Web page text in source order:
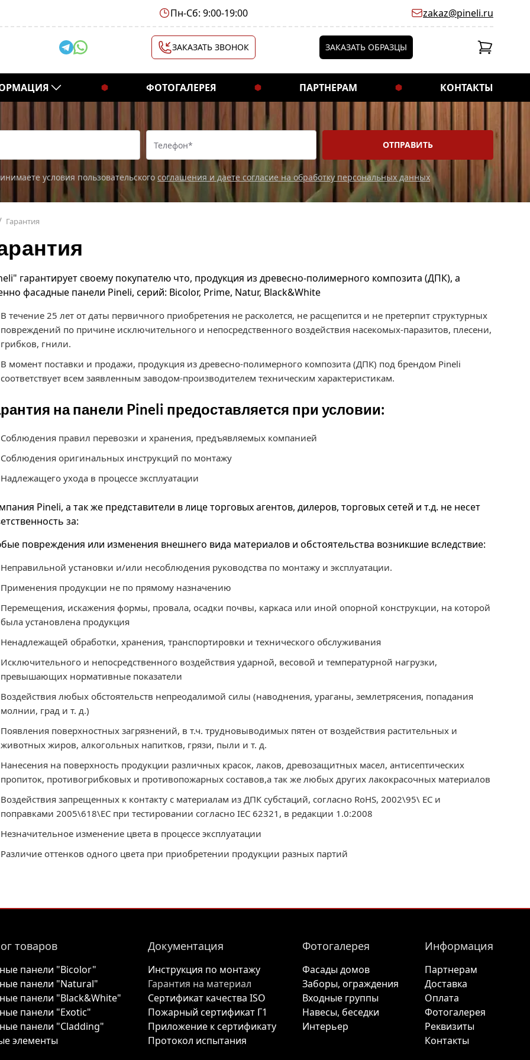
Пн-Сб: 9:00-19:00 zakaz@pineli.ru
ЗАКАЗАТЬ ЗВОНОК ЗАКАЗАТЬ ОБРАЗЦЫ
ФОТОГАЛЕРЕЯ ПАРТНЕРАМ КОНТАКТЫ
условия пользовательского соглашения и даете согласие на обработку персональных данных
Гарантия
гарантирует своему покупателю что, продукция из древесно-полимерного композита (ДПК), а
фасадные панели Pineli, серий: Bicolor, Prime, Natur, Black&White
В течение 25 лет от даты первичного приобретения не расколется, не расщепится и не претерпит структурных
повреждений по причине исключительного и непосредственного воздействия насекомых-паразитов, плесени,
грибков, гнили.
В момент поставки и продажи, продукция из древесно-полимерного композита (ДПК) под брендом Pineli
соответствует всем заявленным заводом-производителем техническим характеристикам.
на панели Pineli предоставляется при условии:
Соблюдения правил перевозки и хранения, предъявляемых компанией
Соблюдения оригинальных инструкций по монтажу
Надлежащего ухода в процессе эксплуатации
Pineli, а так же представители в лице торговых агентов, дилеров, торговых сетей и т.д. не несет
за:
повреждения или изменения внешнего вида материалов и обстоятельства возникшие вследствие:
Неправильной установки и/или несоблюдения руководства по монтажу и эксплуатации.
Применения продукции не по прямому назначению
Перемещения, искажения формы, провала, осадки почвы, каркаса или иной опорной конструкции, на которой
была установлена продукция
Ненадлежащей обработки, хранения, транспортировки и технического обслуживания
Исключительного и непосредственного воздействия ударной, весовой и температурной нагрузки,
превышающих нормативные показатели
Воздействия любых обстоятельств непреодалимой силы (наводнения, ураганы, землетрясения, попадания
молнии, град и т. д.)
Появления поверхностных загрязнений, в т.ч. трудновыводимых пятен от воздействия растительных и
животных жиров, алкогольных напитков, грязи, пыли и т. д.
Нанесения на поверхность продукции различных красок, лаков, древозащитных масел, антисептических
пропиток, противогрибковых и противопожарных составов,а так же любых других лакокрасочных материалов
Воздействия запрещенных к контакту с материалам из ДПК субстаций, согласно RoHS, 2002\95\ EC и
поправками 2005\618\EC при тестировании согласно IEC 62321, в редакции 1.0:2008
Незначительное изменение цвета в процессе эксплуатации
Различие оттенков одного цвета при приобретении продукции разных партий
товаров
панели "Bicolor"
панели "Natural"
панели "Black&White"
панели "Exotic"
панели "Cladding"
элементы
Документация
Инструкция по монтажу
Гарантия на материал
Сертификат качества ISO
Пожарный сертификат Г1
Приложение к сертификату
Протокол испытания
Фотогалерея
Фасады домов
Заборы, ограждения
Входные группы
Навесы, беседки
Интерьер
Информация
Партнерам
Доставка
Оплата
Фотогалерея
Реквизиты
Контакты